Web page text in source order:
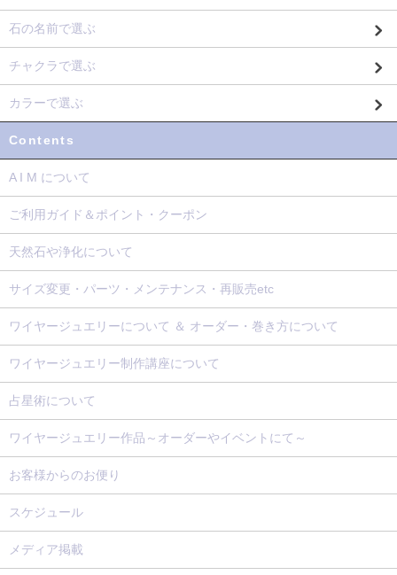
石の名前で選ぶ
チャクラで選ぶ
カラーで選ぶ
Contents
A I M について
ご利用ガイド＆ポイント・クーポン
天然石や浄化について
サイズ変更・パーツ・メンテナンス・再販売etc
ワイヤージュエリーについて ＆ オーダー・巻き方について
ワイヤージュエリー制作講座について
占星術について
ワイヤージュエリー作品～オーダーやイベントにて～
お客様からのお便り
スケジュール
メディア掲載